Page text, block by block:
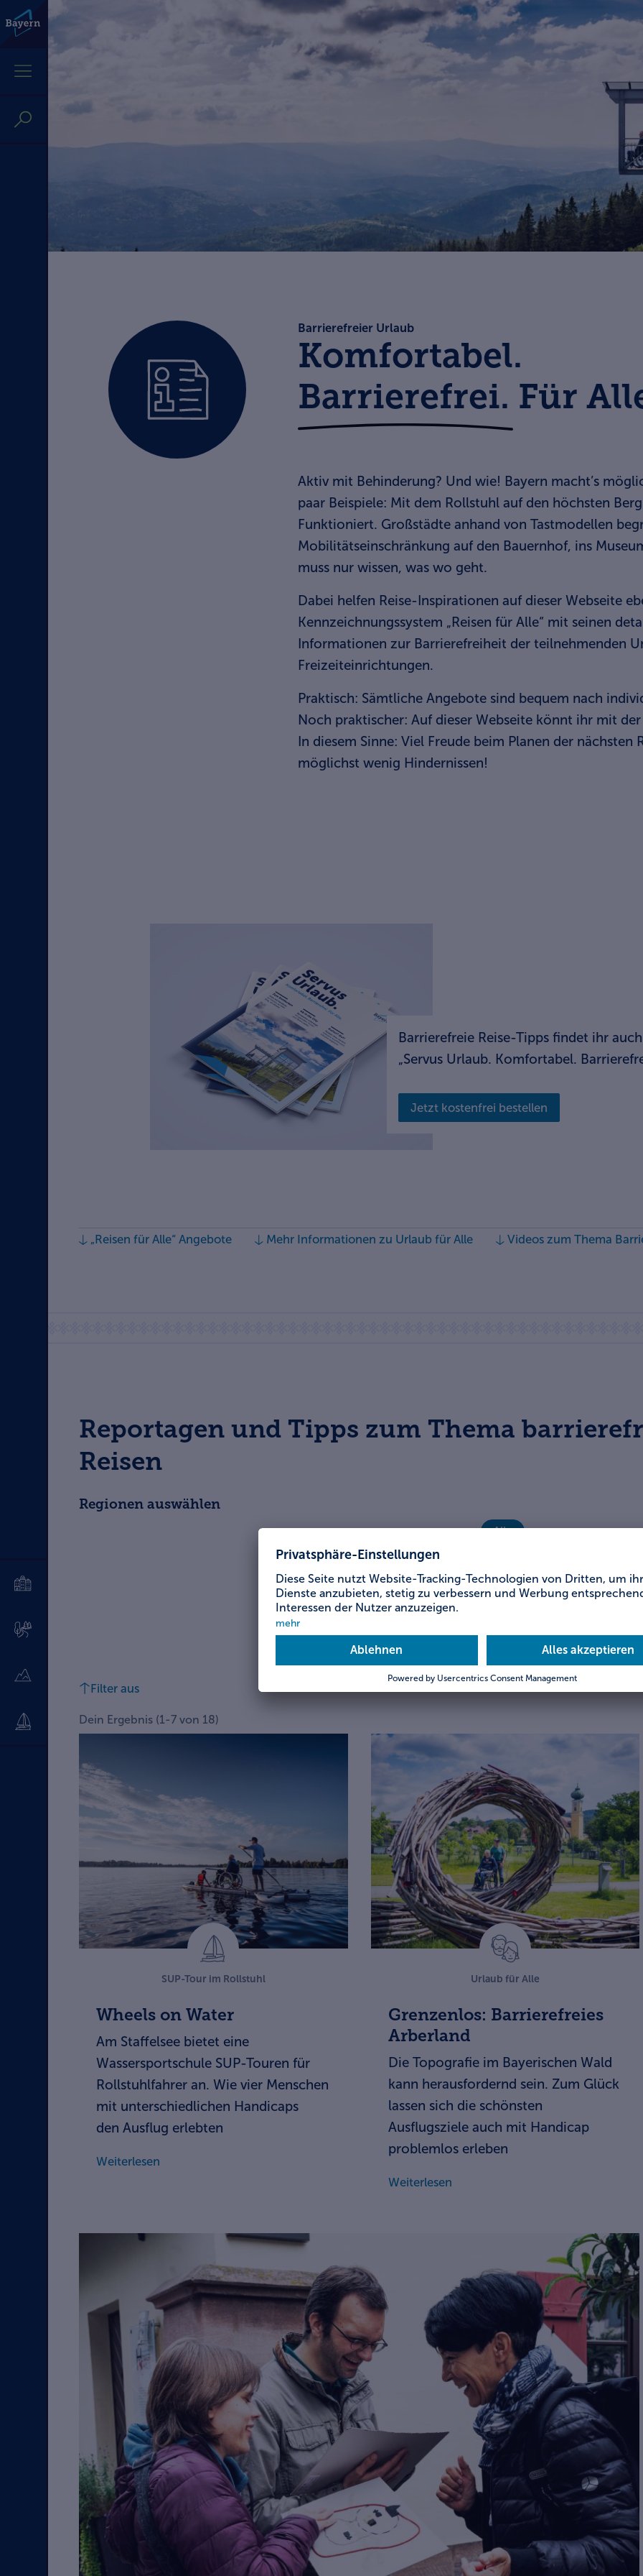
Barrierefreier Urlaub
Komfortabel.
Barrierefrei. Für
Aktiv mit Behinderung? Und wie! Bayern macht’s
paar Beispiele: Mit dem Rollstuhl auf den höchsten
Funktioniert. Großstädte anhand von Tastmodellen
Mobilitätseinschränkung auf den Bauernhof, ins
muss nur wissen, was wo geht.
Dabei helfen Reise-Inspirationen auf dieser Webseite
Kennzeichnungssystem „Reisen für Alle“ mit seinen
Informationen zur Barrierefreiheit der teilnehmenden
Freizeiteinrichtungen.
Praktisch: Sämtliche Angebote sind bequem nach
Noch praktischer: Auf dieser Webseite könnt ihr mit
In diesem Sinne: Viel Freude beim Planen der
möglichst wenig Hindernissen!
Barrierefreie Reise-Tipps findet ihr
„Servus Urlaub. Komfortabel.
Jetzt kostenfrei bestellen
„Reisen für Alle“ Angebote Mehr Informationen zu Urlaub für Alle Videos zum Thema
Reportagen und Tipps zum Thema
Reisen
Regionen auswählen
Alle
Ostbayern
Allgäu/Bayerisch-Schwaben
Filter aus
Dein Ergebnis (1-7 von 18)
SUP-Tour im Rollstuhl
Wheels on Water
Am Staffelsee bietet eine
Wassersportschule SUP-Touren für
Rollstuhlfahrer an. Wie vier Menschen
mit unterschiedlichen Handicaps
den ­Ausflug erlebten
Weiterlesen
Urlaub für Alle
Grenzenlos: Barrierefreies
Arberland
Die Topografie im Bayerischen Wald
kann herausfordernd sein. Zum Glück
lassen sich die schönsten
Ausflugsziele auch mit Handicap
problemlos erleben
Weiterlesen